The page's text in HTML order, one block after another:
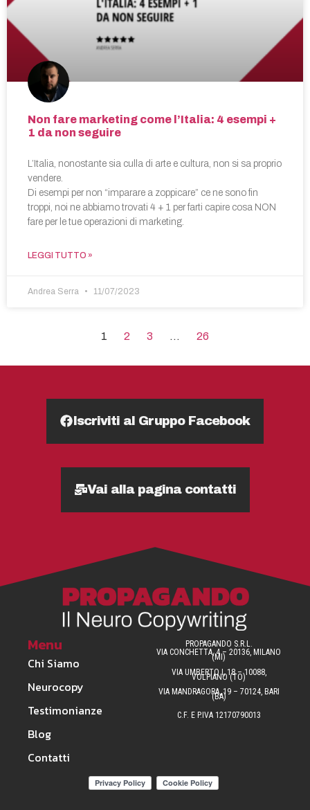
Non fare marketing come l’Italia: 4 esempi +
1 da non seguire
L’Italia, nonostante sia culla di arte e cultura, non si sa proprio
vendere.
Di esempi per non “imparare a zoppicare” ce ne sono fin
troppi, noi ne abbiamo trovati 4 + 1 per farti capire cosa NON
fare per le tue operazioni di marketing.
LEGGI TUTTO »
Andrea Serra 11/07/2023
1 2 3 … 26
Iscriviti al Gruppo Facebook
Vai alla pagina contatti
Menu
Chi Siamo
Neurocopy
Testimonianze
Blog
Contatti
PROPAGANDO S.R.L.
VIA CONCHETTA, 4 – 20136, MILANO
(MI)
VIA UMBERTO I, 18 – 10088,
VOLPIANO (TO)
VIA MANDRAGORA, 19 – 70124, BARI
(BA)
C.F. E P.IVA 12170790013